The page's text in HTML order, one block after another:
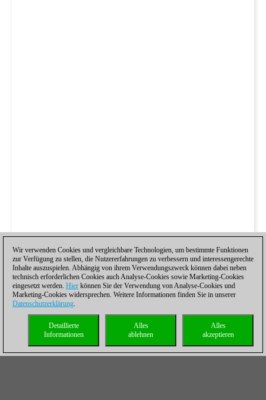
Wir verwenden Cookies und vergleichbare Technologien, um bestimmte Funktionen
zur Verfügung zu stellen, die Nutzererfahrungen zu verbessern und interessengerechte
Inhalte auszuspielen. Abhängig von ihrem Verwendungszweck können dabei neben
technisch erforderlichen Cookies auch Analyse-Cookies sowie Marketing-Cookies
eingesetzt werden. Hier können Sie der Verwendung von Analyse-Cookies und
Marketing-Cookies widersprechen. Weitere Informationen finden Sie in unserer
Datenschutzerklärung.
Alles
akzeptieren
Alles
ablehnen
Detaillierte
Informationen